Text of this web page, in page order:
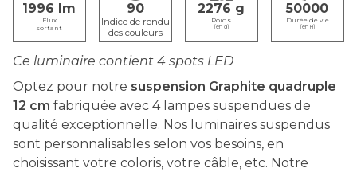
1996
Flux
sortant
90 2276
Poids
(en g)
50000
Durée de vie
(en H)
Ce luminaire contient 4 spots LED
Optez pour notre suspension Graphite quadruple
12 cm fabriquée avec 4 lampes suspendues de
qualité exceptionnelle. Nos luminaires suspendus
sont personnalisables selon vos besoins, en
choisissant votre coloris, votre câble, etc. Notre